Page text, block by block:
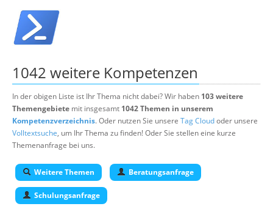
1042 weitere Kompetenzen
In der obigen Liste ist Ihr Thema nicht dabei? Wir haben 103 weitere
Themengebiete mit insgesamt 1042 Themen in unserem
Kompetenzverzeichnis. Oder nutzen Sie unsere Tag Cloudoder unsere
Volltextsuche, um Ihr Thema zu finden! Oder Sie stellen eine kurze
Themenanfrage bei uns.
Weitere Themen Beratungsanfrage
Schulungsanfrage